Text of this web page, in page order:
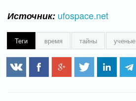
Источник: ufospace.net
Теги время тайны ученые